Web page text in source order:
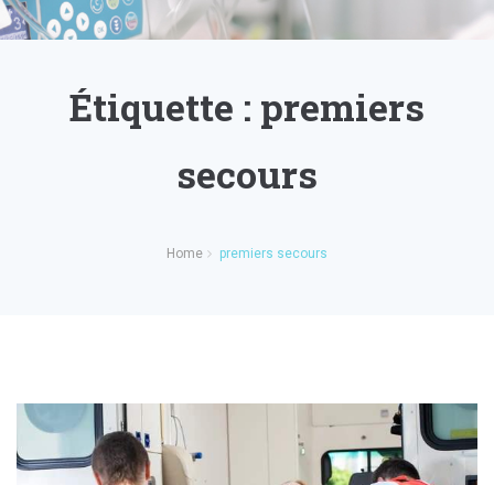
Étiquette : premiers
secours
Home premiers secours